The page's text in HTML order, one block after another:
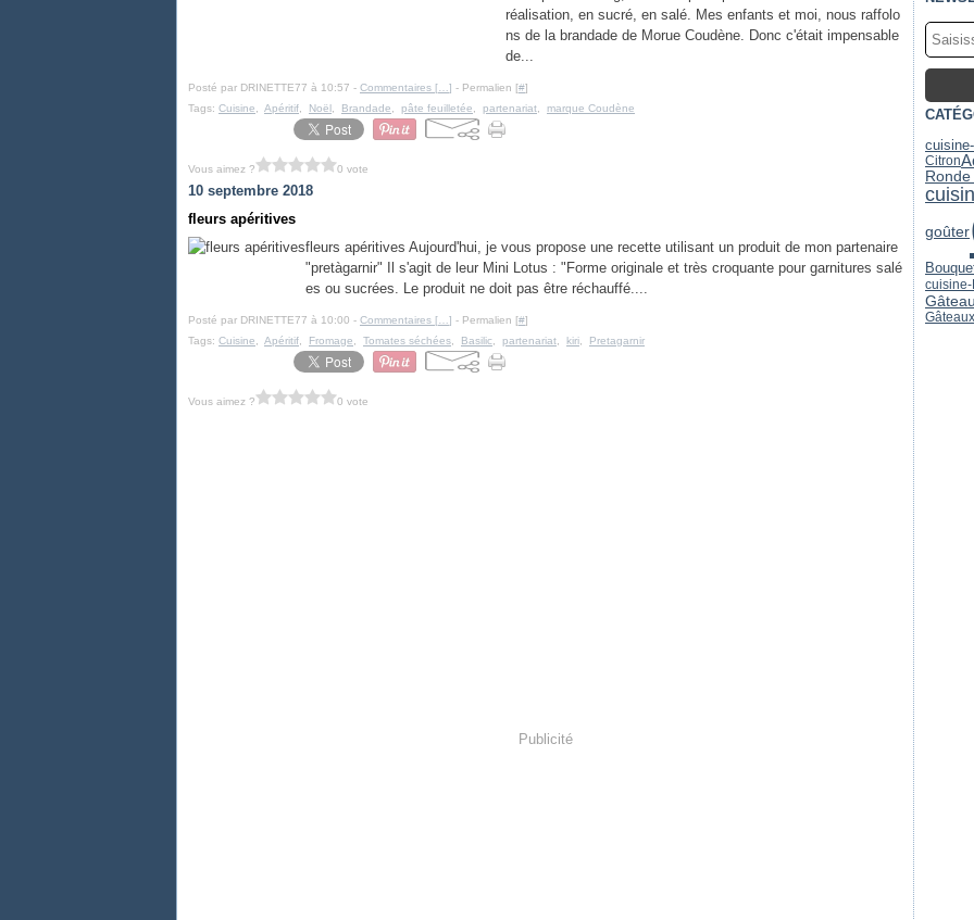
réalisation, en sucré, en salé. Mes enfants et moi, nous raffolo
ns de la brandade de Morue Coudène. Donc c'était impensable
de...
Posté par DRINETTE77 à 10:57 - Commentaires [ ] - Permalien [#]
Tags: Cuisine Apéritif Noël Brandade pâte feuilletée partenariat marque Coudène
Vous aimez ? 0 vote
10 septembre 2018
fleurs apéritives
fleurs apéritives Aujourd'hui, je vous propose une recette utilisant un produit de mon partenaire
"pretàgarnir" Il s'agit de leur Mini Lotus : "Forme originale et très croquante pour garnitures salé
es ou sucrées. Le produit ne doit pas être réchauffé....
Posté par DRINETTE77 à 10:00 - Commentaires [ ] - Permalien [#]
Tags: Cuisine Apéritif Fromage Tomates séchées Basilic partenariat kiri Pretagarnir
Vous aimez ? 0 vote
Publicité
Citron
goûter
cuisine-